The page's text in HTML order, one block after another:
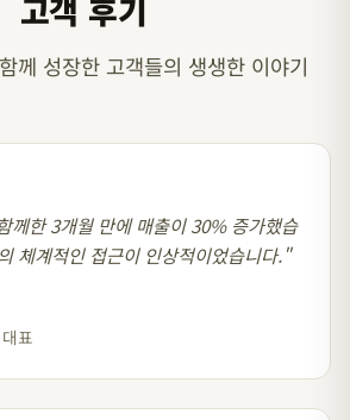
고객 후기
께 성장한 고객들의 생생한 이야기
께한 3개월 만에 매출이 30% 증가했습
체계적인 접근이 인상적이었습니다."
표